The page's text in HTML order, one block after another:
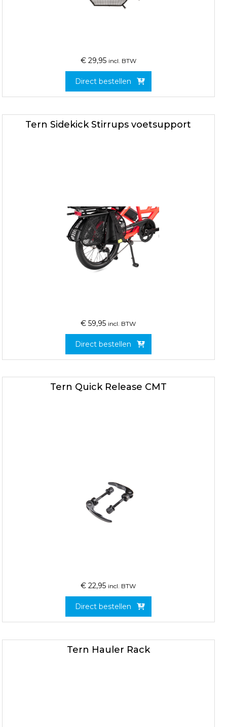
€ 29,95 incl. BTW
Direct bestellen
Tern Sidekick Stirrups voetsupport
€ 59,95 incl. BTW
Direct bestellen
Tern Quick Release CMT
€ 22,95 incl. BTW
Direct bestellen
Tern Hauler Rack